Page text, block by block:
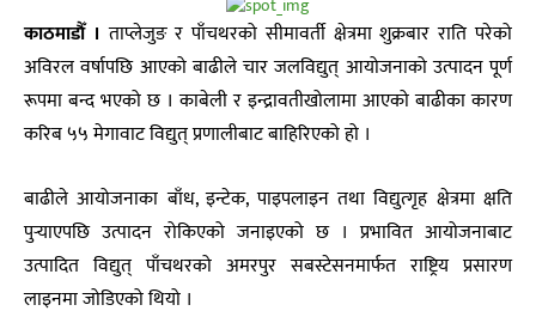
काठमाडाैँ । ताप्लेजुङ र पाँचथरको सीमावर्ती क्षेत्रमा शुक्रबार राति परेको
अविरल वर्षापछि आएको बाढीले चार जलविद्युत् आयोजनाको उत्पादन पूर्ण
रूपमा बन्द भएको छ । काबेली र इन्द्रावतीखोलामा आएको बाढीका कारण
करिब ५५ मेगावाट विद्युत् प्रणालीबाट बाहिरिएको हो ।
बाढीले आयोजनाका बाँध, इन्टेक, पाइपलाइन तथा विद्युत्गृह क्षेत्रमा क्षति
पुर्‍याएपछि उत्पादन रोकिएको जनाइएको छ । प्रभावित आयोजनाबाट
उत्पादित विद्युत् पाँचथरको अमरपुर सबस्टेसनमार्फत राष्ट्रिय प्रसारण
लाइनमा जोडिएको थियो ।